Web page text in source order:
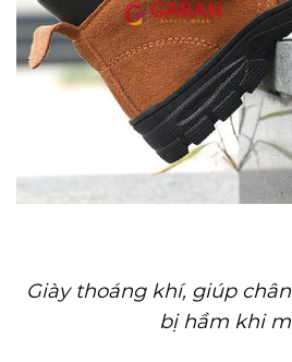
Giày thoáng khí, giúp
bị hầm khi